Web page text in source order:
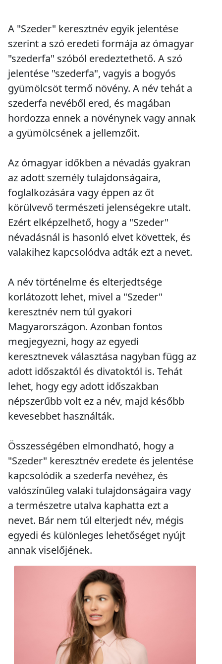
A "Szeder" keresztnév egyik jelentése
szerint a szó eredeti formája az ómagyar
"szederfa" szóból eredeztethető. A szó
jelentése "szederfa", vagyis a bogyós
gyümölcsöt termő növény. A név tehát a
szederfa nevéből ered, és magában
hordozza ennek a növénynek vagy annak
a gyümölcsének a jellemzőit.
Az ómagyar időkben a névadás gyakran
az adott személy tulajdonságaira,
foglalkozására vagy éppen az őt
körülvevő természeti jelenségekre utalt.
Ezért elképzelhető, hogy a "Szeder"
névadásnál is hasonló elvet követtek, és
valakihez kapcsolódva adták ezt a nevet.
A név történelme és elterjedtsége
korlátozott lehet, mivel a "Szeder"
keresztnév nem túl gyakori
Magyarországon. Azonban fontos
megjegyezni, hogy az egyedi
keresztnevek választása nagyban függ az
adott időszaktól és divatoktól is. Tehát
lehet, hogy egy adott időszakban
népszerűbb volt ez a név, majd később
kevesebbet használták.
Összességében elmondható, hogy a
"Szeder" keresztnév eredete és jelentése
kapcsolódik a szederfa nevéhez, és
valószínűleg valaki tulajdonságaira vagy
a természetre utalva kaphatta ezt a
nevet. Bár nem túl elterjedt név, mégis
egyedi és különleges lehetőséget nyújt
annak viselőjének.